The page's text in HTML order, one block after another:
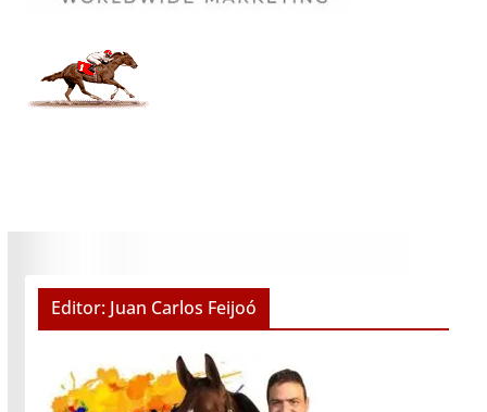
Editor: Juan Carlos Feijoó